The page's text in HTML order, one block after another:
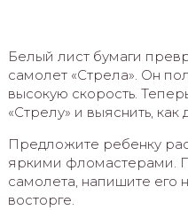
Белый лист бумаги
самолет «Стрела». Он
высокую скорость.
«Стрелу» и выяснить, как
Предложите ребенку
яркими фломастерами.
самолета, напишите его
восторге.